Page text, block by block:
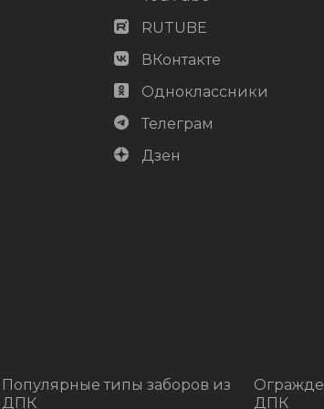
RUTUBE
ВКонтакте
Одноклассники
Телеграм
Дзен
Популярные типы заборов из
ДПК
ДПК